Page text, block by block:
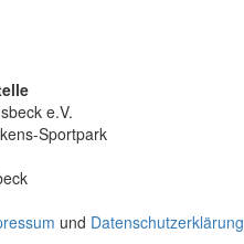
e.V.
Sportpark
und Datenschutzerklärung